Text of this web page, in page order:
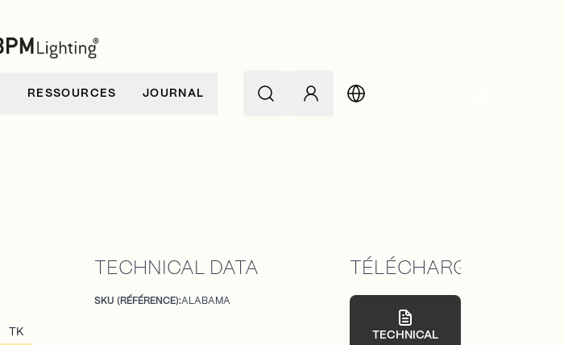
RESSOURCES JOURNAL
TK
TECHNICAL DATA
SKU (RÉFÉRENCE):ALABAMA
TÉLÉCHARGEMENTS
TECHNICAL